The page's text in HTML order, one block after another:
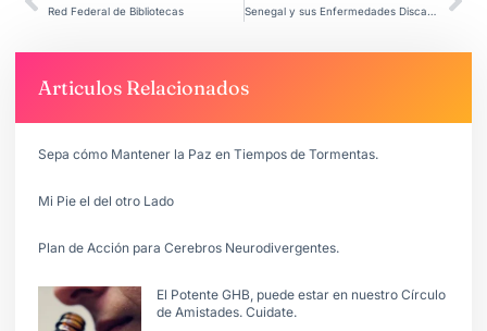
Red Federal de Bibliotecas Senegal y sus Enfermedades Discapacitantes.
Articulos Relacionados
Sepa cómo Mantener la Paz en Tiempos de Tormentas.
Mi Pie el del otro Lado
Plan de Acción para Cerebros Neurodivergentes.
El Potente GHB, puede estar en nuestro Círculo
de Amistades. Cuidate.